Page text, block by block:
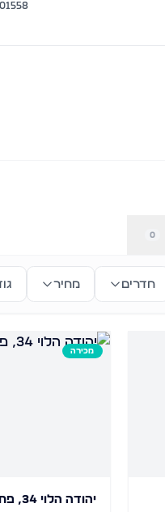
0
חדרים מחיר
מכירה
יהודה הלוי 34, פתח תקווה